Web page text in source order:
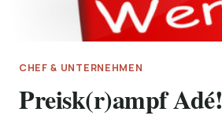
CHEF & UNTERNEHMEN
Preisk(r)ampf Adé!